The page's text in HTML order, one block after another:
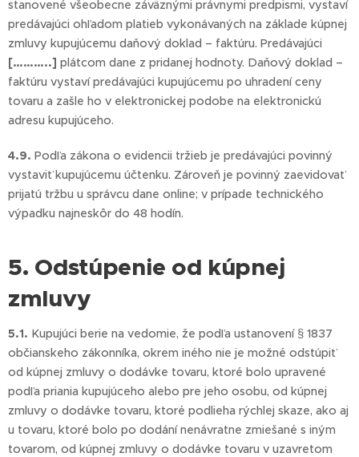
stanovené všeobecne záväznými právnymi predpismi, vystaví
predávajúci ohľadom platieb vykonávaných na základe kúpnej
zmluvy kupujúcemu daňový doklad – faktúru. Predávajúci
[………..] plátcom dane z pridanej hodnoty. Daňový doklad –
faktúru vystaví predávajúci kupujúcemu po uhradení ceny
tovaru a zašle ho v elektronickej podobe na elektronickú
adresu kupujúceho.
4.9. Podľa zákona o evidencii tržieb je predávajúci povinný
vystaviť kupujúcemu účtenku. Zároveň je povinný zaevidovať
prijatú tržbu u správcu dane online; v prípade technického
výpadku najneskôr do 48 hodín.
5. Odstúpenie od kúpnej
zmluvy
5.1. Kupujúci berie na vedomie, že podľa ustanovení § 1837
občianskeho zákonníka, okrem iného nie je možné odstúpiť
od kúpnej zmluvy o dodávke tovaru, ktoré bolo upravené
podľa priania kupujúceho alebo pre jeho osobu, od kúpnej
zmluvy o dodávke tovaru, ktoré podlieha rýchlej skaze, ako aj
u tovaru, ktoré bolo po dodání nenávratne zmiešané s iným
tovarom, od kúpnej zmluvy o dodávke tovaru v uzavretom